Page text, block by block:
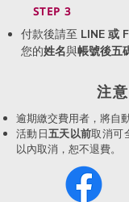
STEP 3
付款後請至 LINE 或
您的姓名與帳號後五
注
逾期繳交費用者，將自
活動日五天以前取消可
以內取消，恕不退費。